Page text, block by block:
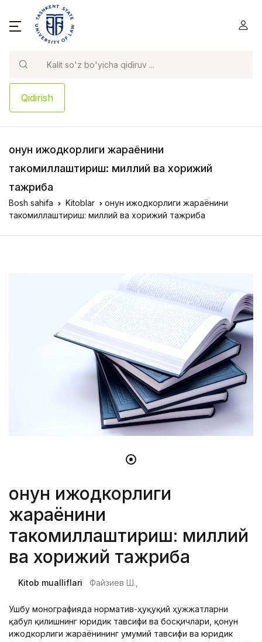
Qidirish
Қонун ижодкорлиги жараёнини
такомиллаштириш: миллий ва хорижий
тажриба
Bosh sahifa Kitoblar
Қонун ижодкорлиги жараёнини
такомиллаштириш: миллий ва хорижий тажриба
Қонун ижодкорлиги
жараёнини
такомиллаштириш: миллий
ва хорижий тажриба
Kitob mualliflari Файзиев Ш.,
Ушбу монографияда норматив-ҳуқуқий ҳужжатларни
қабул қилишнинг юридик тавсифи ва босқичлари, қонун
ижодкорлиги жараёнининг умумий тавсифи ва юридик